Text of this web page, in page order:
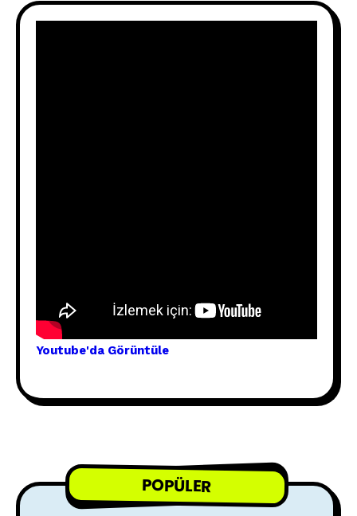
Youtube'da Görüntüle
POPÜLER